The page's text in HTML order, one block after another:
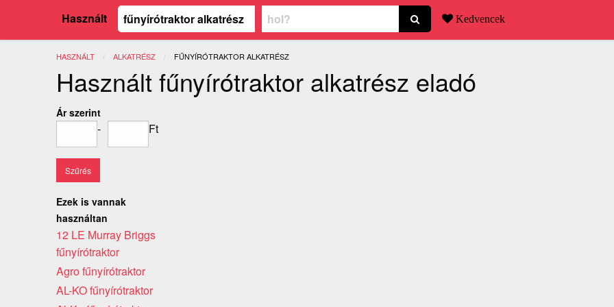
Használt Kedvencek
HASZNÁLT ALKATRÉSZ JELENLEGI:
FŰNYÍRÓTRAKTOR ALKATRÉSZ
Használt fűnyírótraktor alkatrész eladó
Ár szerint
- Ft
Ezek is vannak
használtan
12 LE Murray Briggs
fűnyírótraktor
Agro fűnyírótraktor
AL-KO fűnyírótraktor